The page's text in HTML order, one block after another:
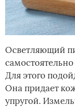
Осветляющий
Для этого
Она придает
упругой.